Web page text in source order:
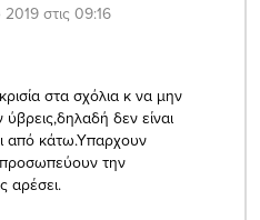
2019 στις 09:16
στα σχόλια κ να μην
δεν είναι
από κάτω.Υπαρχουν
την
αρέσει.